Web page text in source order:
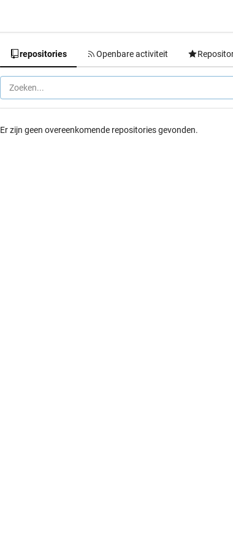
repositories Openbare activiteit
Er zijn geen overeenkomende repositories gevonden.